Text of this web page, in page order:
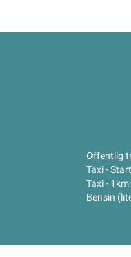
Offentlig
Taxi -
Taxi - 1km:
Bensin